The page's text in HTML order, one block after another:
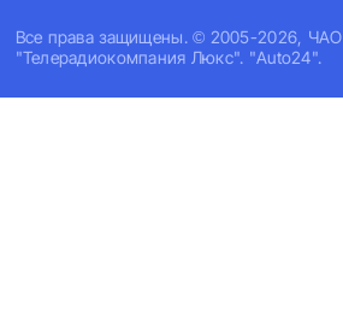
Все права защищены. © 2005-2026, ЧАО
"Телерадиокомпания Люкс". "Auto24".